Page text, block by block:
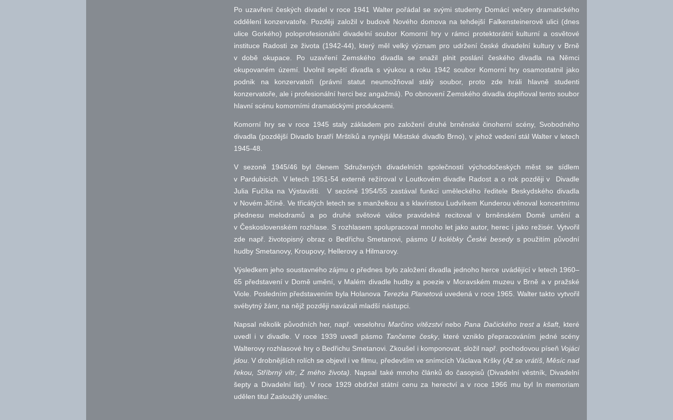
Po uzavření českých divadel v roce 1941 Walter pořádal se svými studenty Domácí večery dramatického
oddělení konzervatoře. Později založil v budově Nového domova na tehdejší Falkensteinerově ulici (dnes
ulice Gorkého) poloprofesionální divadelní soubor Komorní hry v rámci protektorátní kulturní a osvětové
instituce Radosti ze života (1942-44), který měl velký význam pro udržení české divadelní kultury v Brně
v době okupace. Po uzavření Zemského divadla se snažil plnit poslání českého divadla na Němci
okupovaném území. Uvolnil sepětí divadla s výukou a roku 1942 soubor Komorní hry osamostatnil jako
podnik na konzervatoři (právní statut neumožňoval stálý soubor, proto zde hráli hlavně studenti
konzervatoře, ale i profesionální herci bez angažmá). Po obnovení Zemského divadla doplňoval tento soubor
hlavní scénu komorními dramatickými produkcemi.
Komorní hry se v roce 1945 staly základem pro založení druhé brněnské činoherní scény, Svobodného
divadla (pozdější Divadlo bratří Mrštíků a nynější Městské divadlo Brno), v jehož vedení stál Walter v letech
1945-48.
V sezoně 1945/46 byl členem Sdružených divadelních společností východočeských měst se sídlem
v Pardubicích. V letech 1951-54 externě režíroval v Loutkovém divadle Radost a o rok později v Divadle
Julia Fučíka na Výstavišti. V sezóně 1954/55 zastával funkci uměleckého ředitele Beskydského divadla
v Novém Jičíně. Ve třicátých letech se s manželkou a s klavíristou Ludvíkem Kunderou věnoval koncertnímu
přednesu melodramů a po druhé světové válce pravidelně recitoval v brněnském Domě umění a
v Československém rozhlase. S rozhlasem spolupracoval mnoho let jako autor, herec i jako režisér. Vytvořil
zde např. životopisný obraz o Bedřichu Smetanovi, pásmo U kolébky České besedys použitím původní
hudby Smetanovy, Kroupovy, Hellerovy a Hilmarovy.
Výsledkem jeho soustavného zájmu o přednes bylo založení divadla jednoho herce uvádějící v letech 1960–
65 představení v Domě umění, v Malém divadle hudby a poezie v Moravském muzeu v Brně a v pražské
Viole. Posledním představením byla Holanova Terezka Planetová uvedená v roce 1965. Walter takto vytvořil
svébytný žánr, na nějž později navázali mladší nástupci.
Napsal několik původních her, např. veselohru Marčino vítězstvíneboPana Dačického trest a kšaft, které
uvedl i v divadle. V roce 1939 uvedl pásmo Tančeme česky, které vzniklo přepracováním jedné scény
Walterovy rozhlasové hry o Bedřichu Smetanovi. Zkoušel i komponovat, složil např. pochodovou píseň Vojáci
jdou . V drobnějších rolích se objevil i ve filmu, především ve snímcích Václava Kršky (Až se vrátíš, Měsíc nad
řekou, Stříbrný vítr ,Z mého života) . Napsal také mnoho článků do časopisů (Divadelní věstník, Divadelní
šepty a Divadelní list). V roce 1929 obdržel státní cenu za herectví a v roce 1966 mu byl In memoriam
udělen titul Zasloužilý umělec.